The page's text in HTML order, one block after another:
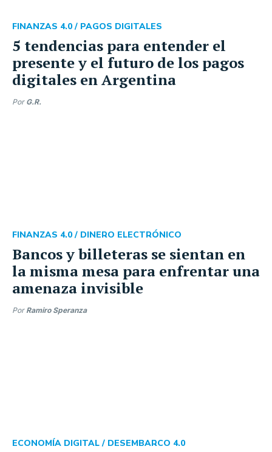
5 tendencias para entender el
presente y el futuro de los pagos
digitales en Argentina
FINANZAS 4.0 / PAGOS DIGITALES
Por G.R.
Bancos y billeteras se sientan en
la misma mesa para enfrentar una
amenaza invisible
FINANZAS 4.0 / DINERO ELECTRÓNICO
Por Ramiro Speranza
ECONOMÍA DIGITAL / DESEMBARCO 4.0